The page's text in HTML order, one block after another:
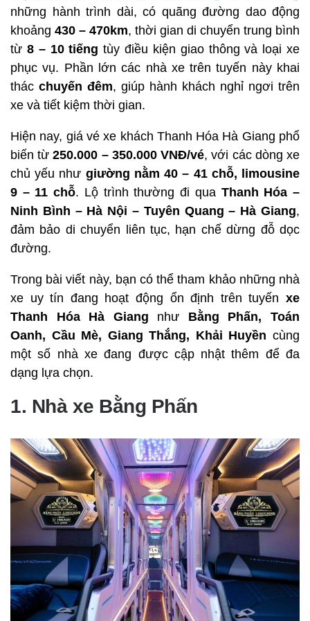
những hành trình dài, có quãng đường dao động
khoảng 430 – 470km, thời gian di chuyển trung bình
từ 8 – 10 tiếng tùy điều kiện giao thông và loại xe
phục vụ. Phần lớn các nhà xe trên tuyến này khai
thác chuyến đêm, giúp hành khách nghỉ ngơi trên
xe và tiết kiệm thời gian.
Hiện nay, giá vé xe khách Thanh Hóa Hà Giang phổ
biến từ250.000 – 350.000 VNĐ/vé, với các dòng xe
chủ yếu như giường nằm 40 – 41 chỗ, limousine
9 – 11 chỗ. Lộ trình thường đi qua Thanh Hóa –
Ninh Bình – Hà Nội – Tuyên Quang – Hà Giang,
đảm bảo di chuyển liên tục, hạn chế dừng đỗ dọc
đường.
Trong bài viết này, bạn có thể tham khảo những nhà
xe uy tín đang hoạt động ổn định trên tuyến xe
Thanh Hóa Hà Giang như Bằng Phấn, Toán
Oanh, Cầu Mè, Giang Thắng, Khải Huyền cùng
một số nhà xe đang được cập nhật thêm để đa
dạng lựa chọn.
1. Nhà xe Bằng Phấn